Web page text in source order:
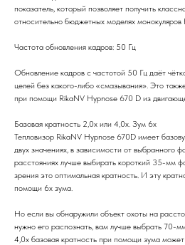
показатель, который позволяет получить
относительно бюджетных моделях монокуляров
Частота обновления кадров: 50 Гц
Обновление кадров с частотой 50 Гц даёт
целей без какого-либо «смазывания». Это
при помощи RikaNV Hypnose 670 D из
Базовая кратность 2,0х или 4,0х. Зум 6х
Тепловизор RikaNV Hypnose 670D имеет
двух значениях, в зависимости от выбранного
расстояниях лучше выбирать короткий 35-мм
зрения это оптимальная кратность. И эту
помощи 6х зума.
Но если вы обнаружили объект охоты на
нужно его распознать, вам лучше выбрать 70-
4,0х базовая кратность при помощи зума